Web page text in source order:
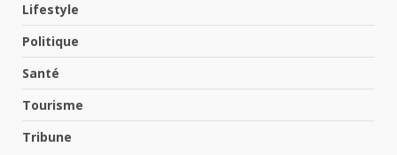
Lifestyle
Politique
Santé
Tourisme
Tribune